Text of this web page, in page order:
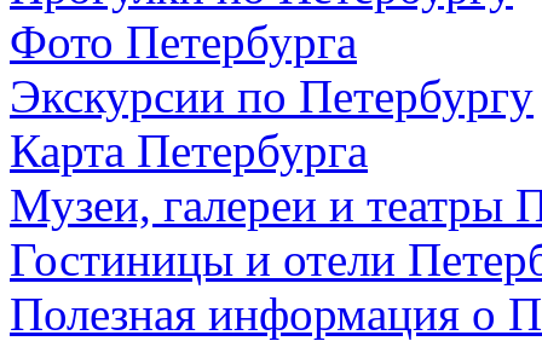
Фото Петербурга
Экскурсии по Петербургу
Карта Петербурга
Музеи, галереи и театры
Гостиницы и отели
Полезная информация о